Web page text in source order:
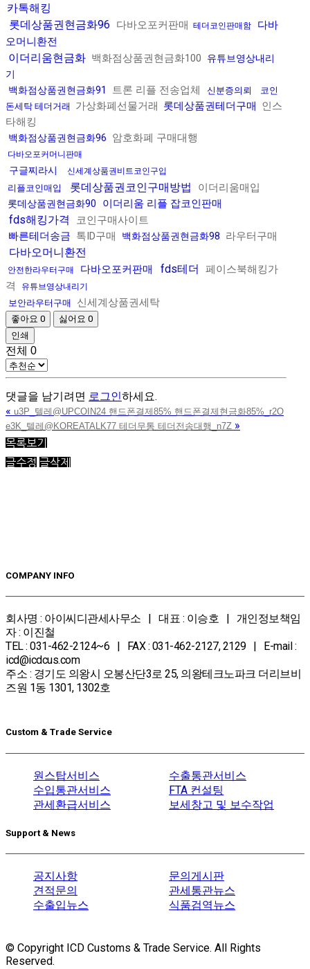
카톡해킹
롯데상품권현금화96
다바오포커판매 테더코인판매함
다바
오머니환전
이더리움현금화 백화점상품권현금화100
유튜브영상내리
기
백화점상품권현금화91
트론 리플 전송업체 신분증의뢰
코인
돈세탁 테더거래
가상화폐선물거래 롯데상품권테더구매 인스
타해킹
백화점상품권현금화96 암호화폐 구매대행
다바오포커머니판매
구글찌라시 신세계상품권비트코인구입
리플코인매입 롯데상품권코인구매방법 이더리움매입
롯데상품권현금화90 이더리움 리플 잡코인판매
fds해킹가격
코인구매사이트
빠른테더송금 톡ID구매 백화점상품권현금화98 라우터구매
다바오머니환전
안전한라우터구매 다바오포커판매 fds테더
페이스북해킹가
격
유튜브영상내리기
보안라우터구매 신세계상품권세탁
좋아요 0 싫어요 0
인쇄
전체 0
댓글을 남기려면 로그인하세요.
« u3P_텔레@UPCOIN24 핸드폰결제85% 핸드폰결제현금화85%_r2O
e3K_텔레@KOREATALK77 테더무통 테더전송대행_n7Z »
목록보기
글수정 글삭제
COMPANY INFO
회사명 : 아이씨디관세사무소 | 대표 : 이승호 | 개인정보책임
자 : 이진철
TEL : 031-462-2124~6 | FAX : 031-462-2127, 2129 | E-mail :
icd@icdcus.com
주소 : 경기도 의왕시 오봉산단3로 25, 의왕테크노파크 더리브비
즈원 1동 1301, 1302호
Custom & Trade Service
원스탑서비스
수출통관서비스
수입통관서비스
FTA 컨설팅
관세환급서비스
보세창고 및 보수작업
Support & News
공지사항
문의게시판
견적문의
관세통관뉴스
수출입뉴스
식품검역뉴스
© Copyright ICD Customs & Trade Service. All Rights
Reserved.